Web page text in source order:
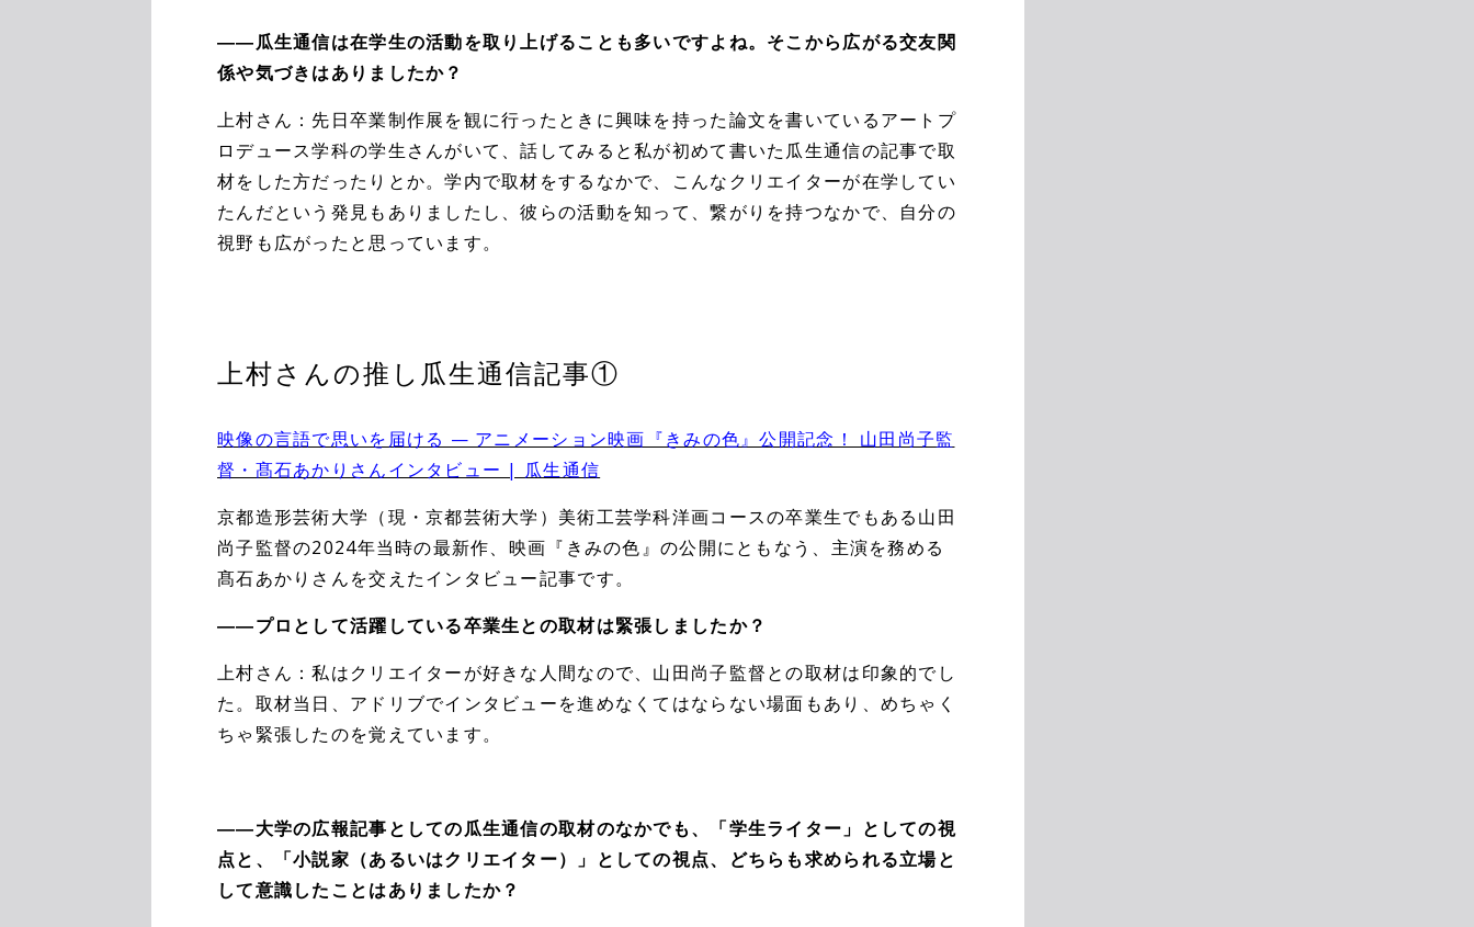
――瓜生通信は在学生の活動を取り上げることも多いですよね。そこから広がる交友関
係や気づきはありましたか？
上村さん：先日卒業制作展を観に行ったときに興味を持った論文を書いているアートプ
ロデュース学科の学生さんがいて、話してみると私が初めて書いた瓜生通信の記事で取
材をした方だったりとか。学内で取材をするなかで、こんなクリエイターが在学してい
たんだという発見もありましたし、彼らの活動を知って、繋がりを持つなかで、自分の
視野も広がったと思っています。
上村さんの推し瓜生通信記事①
映像の言語で思いを届ける — アニメーション映画『きみの色』公開記念！ 山田尚子監
督・髙石あかりさんインタビュー | 瓜生通信
京都造形芸術大学（現・京都芸術大学）美術工芸学科洋画コースの卒業生でもある山田
尚子監督の2024年当時の最新作、映画『きみの色』の公開にともなう、主演を務める
髙石あかりさんを交えたインタビュー記事です。
――プロとして活躍している卒業生との取材は緊張しましたか？
上村さん：私はクリエイターが好きな人間なので、山田尚子監督との取材は印象的でし
た。取材当日、アドリブでインタビューを進めなくてはならない場面もあり、めちゃく
ちゃ緊張したのを覚えています。
――大学の広報記事としての瓜生通信の取材のなかでも、「学生ライター」としての視
点と、「小説家（あるいはクリエイター）」としての視点、どちらも求められる立場と
して意識したことはありましたか？